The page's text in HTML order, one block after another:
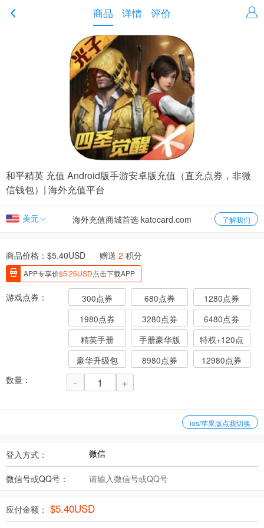
商品 详情 评价
和平精英 充值 Android版手游安卓版充值（直充点券，非微
信钱包）| 海外充值平台
美元 海外充值商城首选 katocard.com 了解我们
商品价格：$5.40USD 赠送 2 积分
APP专享价$5.26USD点击下载APP
游戏点券： 300点券 680点券
1280点券
1980点券
3280点券
6480点券
精英手册
手册豪华版
特权+120点
豪华升级包
8980点券
12980点券
数量：
- +
ios/苹果版点我切换
登入方式：
微信号或QQ号：
应付金额： $5.40USD